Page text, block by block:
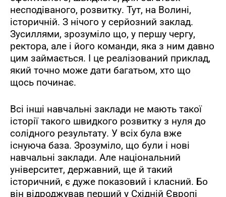
несподіваного, розвитку. Тут, на Волині,
історичній. З нічого у серйозний заклад.
Зусиллями, зрозуміло що, у першу чергу,
ректора, але і його команди, яка з ним давно
цим займається. І це реалізований приклад,
який точно може дати багатьом, хто що
щось починає.
Всі інші навчальні заклади не мають такої
історії такого швидкого розвитку з нуля до
солідного результату. У всіх була вже
існуюча база. Зрозуміло, що були і нові
навчальні заклади. Але національний
університет, державний, ще й такий
історичний, є дуже показовий і класний. Бо
він відроджував перший у Східній Європі